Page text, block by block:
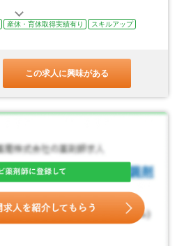
産休・育休取得実績有り
スキルアップ
この求人に興味がある